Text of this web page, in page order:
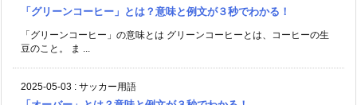
「グリーンコーヒー」とは？意味と例文が３秒でわかる！
「グリーンコーヒー」の意味とは グリーンコーヒーとは、コーヒーの生
豆のこと。 ま ...
2025-05-03 : サッカー用語